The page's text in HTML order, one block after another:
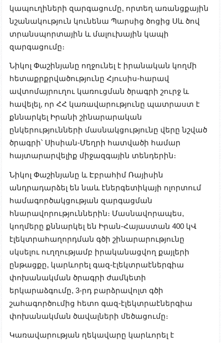
կապուղիների զարգացումը, որտեղ առանցքային
նշանակություն կունենա Պարսից ծոցից Սև ծով
տրանսպորտային և մալուխային կապի
զարգացումը։
Նիկոլ Փաշինյանը ողջունել է իրանական կողմի
հետաքրքրվածությունը Հյուսիս-հարավ
ավտոմայրուղու կառուցման ծրագրի շուրջ և
հավելել, որ ՀՀ կառավարությունը պատրաստ է
քննարկել Իրանի շինարարական
ընկերությունների մասնակցությունը վերը նշված
ծրագրի՝ Սիսիան-Մեղրի հատվածի համար
հայտարարվելիք միջազգային տենդերին։
Նիկոլ Փաշինյանը և Էբրահիմ Ռայիսին
անդրադարձել են նաև էներգետիկայի ոլորտում
համագործակցության զարգացման
հնարավորություններին։ Մասնավորապես,
կողմերը քննարկել են Իրան-Հայաստան 400 կՎ
էլեկտրահաղորդման գծի շինարարությունը
սկսելու ուղղությամբ իրականացվող քայլերի
ընթացքը, կարևորել գազ-էլեկտրաէներգիա
փոխանակման ծրագրի ժամկետի
երկարաձգումը, 3-րդ բարձրավոլտ գծի
շահագործումից հետո գազ-էլեկտրաէներգիա
փոխանակման ծավալների մեծացումը։
Կառավարության ղեկավարը կարևորել է